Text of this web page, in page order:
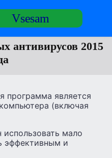
Vsesam
антивирусов 2015
программа является
(включая
мало
эффективным и